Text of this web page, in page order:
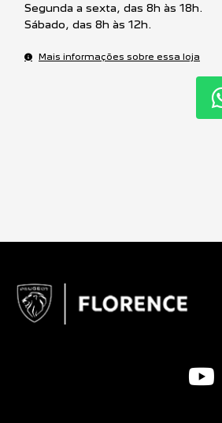
Segunda a sexta, das 8h às 18h.
Sábado, das 8h às 12h.
Mais informações sobre essa loja